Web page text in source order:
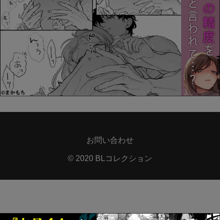
お問い合わせ
© 2020 BLコレクション